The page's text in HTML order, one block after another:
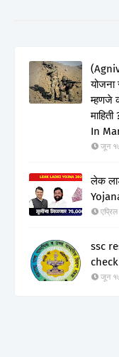
योजना
म्हणजे
In
जून
लेक
ssc
जून